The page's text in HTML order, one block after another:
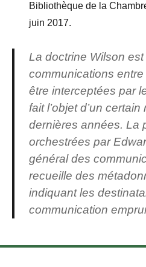
Bibliothèque de la
juin 2017.
La doctrine Wilson
communications
être interceptées par
fait l’objet d’un
dernières années. La
orchestrées par
général des
recueille des
indiquant les
communication